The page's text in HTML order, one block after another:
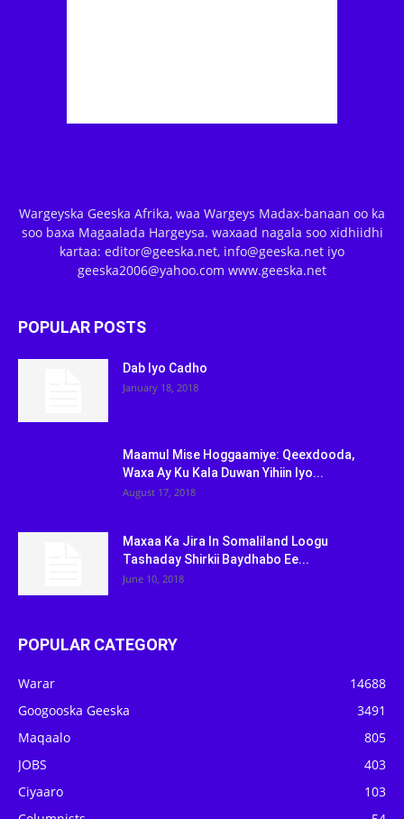
Wargeyska Geeska Afrika, waa Wargeys Madax-banaan oo ka
soo baxa Magaalada Hargeysa. waxaad nagala soo xidhiidhi
kartaa: editor@geeska.net, info@geeska.net iyo
geeska2006@yahoo.com www.geeska.net
POPULAR POSTS
Dab Iyo Cadho
January 18, 2018
Maamul Mise Hoggaamiye: Qeexdooda,
Waxa Ay Ku Kala Duwan Yihiin Iyo...
August 17, 2018
Maxaa Ka Jira In Somaliland Loogu
Tashaday Shirkii Baydhabo Ee...
June 10, 2018
POPULAR CATEGORY
Warar
14688
Googooska Geeska
3491
Maqaalo
805
JOBS
403
Ciyaaro
103